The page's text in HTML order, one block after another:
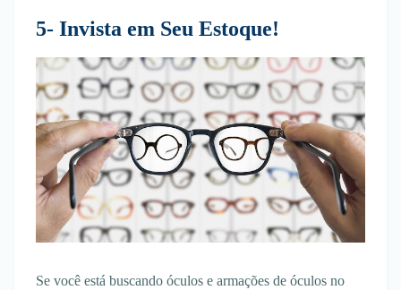
5- Invista em Seu Estoque!
Se você está buscando óculos e armações de óculos no